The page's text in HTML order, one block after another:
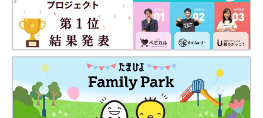
前駆陣痛〜本陣痛までがつらすぎたけど、麻酔効いてからは嘘の
ように楽で感動した！！
次も絶対に無痛分娩にする！！！
2日間、病院で付き添ってくれて陣痛のたびに腰をさすってくれ
たりサポートしてくれた夫には感謝しかない！！
いかがでしたか？ たまひよのアプリ「まいにちのたまひよ」で
は、もっとたくさんの「出産レポート」を読むことができます！
また、同じ出産予定月の人と情報交換ができる「同期ルーム」も